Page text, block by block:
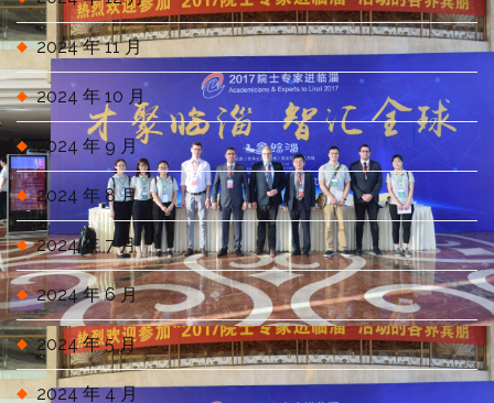
2024 年 11 月
2024 年 10 月
2024 年 9 月
2024 年 8 月
2024 年 7 月
2024 年 6 月
2024 年 5 月
2024 年 4 月